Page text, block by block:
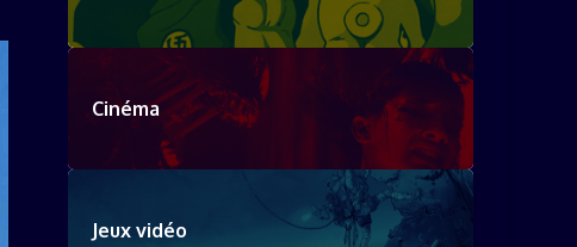
Cinéma
Jeux vidéo